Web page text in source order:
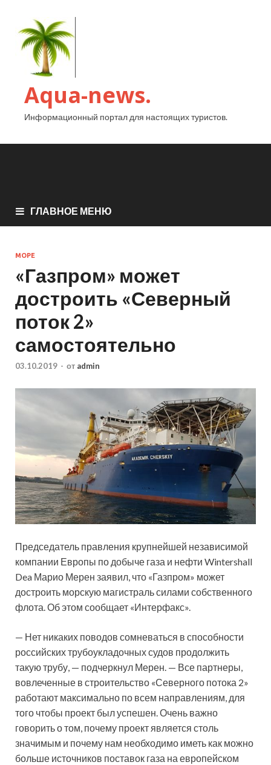
Aqua-news.
Информационный портал для настоящих туристов.
ГЛАВНОЕ МЕНЮ
МОРЕ
«Газпром» может
достроить «Северный
поток 2»
самостоятельно
03.10.2019 - от admin
Председатель правления крупнейшей независимой
компании Европы по добыче газа и нефти Wintershall
Dea Марио Мерен заявил, что «Газпром» может
достроить морскую магистраль силами собственного
флота. Об этом сообщает «Интерфакс».
— Нет никаких поводов сомневаться в способности
российских трубоукладочных судов продолжить
такую трубу, — подчеркнул Мерен. — Все партнеры,
вовлеченные в строительство «Северного потока 2»
работают максимально по всем направлениям, для
того чтобы проект был успешен. Очень важно
говорить о том, почему проект является столь
значимым и почему нам необходимо иметь как можно
больше источников поставок газа на европейском